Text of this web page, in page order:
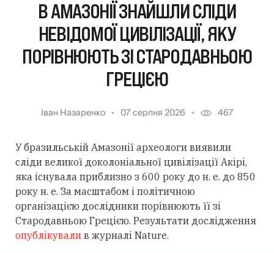
В АМАЗОНІЇ ЗНАЙШЛИ СЛІДИ
НЕВІДОМОЇ ЦИВІЛІЗАЦІЇ, ЯКУ
ПОРІВНЮЮТЬ ЗІ СТАРОДАВНЬОЮ
ГРЕЦІЄЮ
Іван Назаренко 07 серпня 2026 467
У бразильській Амазонії археологи виявили
сліди великої доколоніальної цивілізації Акірі,
яка існувала приблизно з 600 року до н. е. до 850
року н. е. За масштабом і політичною
організацією дослідники порівнюють її зі
Стародавньою Грецією. Результати дослідження
опублікували в журналі Nature.